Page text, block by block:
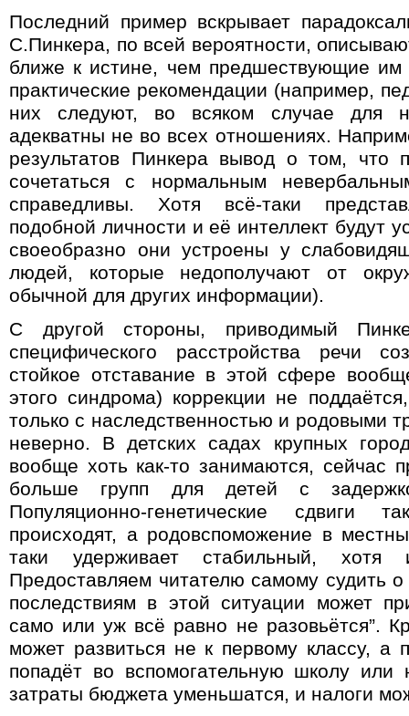
Последний пример вскрывает
С.Пинкера, по всей вероятности,
ближе к истине, чем предшествующие им
практические рекомендации (например,
них следуют, во всяком случае для
адекватны не во всех отношениях.
результатов Пинкера вывод о том, что
сочетаться с нормальным
справедливы. Хотя всё-таки
подобной личности и её интеллект будут
своеобразно они устроены у
людей, которые недополучают от
обычной для других информации).
С другой стороны, приводимый
специфического расстройства речи
стойкое отставание в этой сфере
этого синдрома) коррекции не
только с наследственностью и родовыми
неверно. В детских садах крупных
вообще хоть как-то занимаются, сейчас
больше групп для детей с
Популяционно-генетические
происходят, а родовспоможение в
таки удерживает стабильный, хотя
Предоставляем читателю самому судить
последствиям в этой ситуации может
само или уж всё равно не разовьётся”.
может развиться не к первому классу, а
попадёт во вспомогательную школу или
затраты бюджета уменьшатся, и налоги